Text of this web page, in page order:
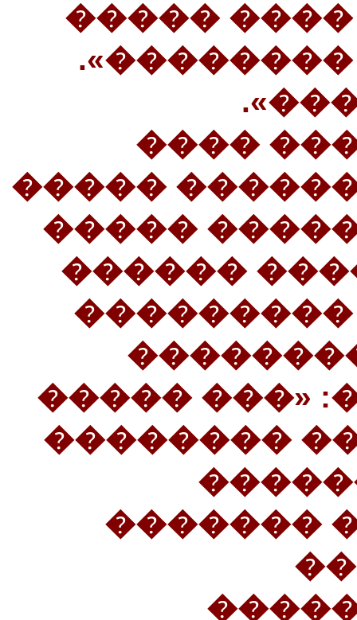
����
��������
��������
�������.
�����
�����.
��������
��������». 31�����